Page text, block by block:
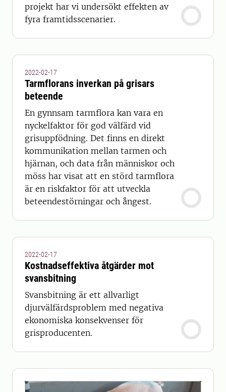
projekt har vi undersökt effekten av
fyra framtidsscenarier.
2022-02-17
Tarmflorans inverkan på grisars
beteende
En gynnsam tarmflora kan vara en
nyckelfaktor för god välfärd vid
grisuppfödning. Det finns en direkt
kommunikation mellan tarmen och
hjärnan, och data från människor och
möss har visat att en störd tarmflora
är en riskfaktor för att utveckla
beteendestörningar och ångest.
2022-02-17
Kostnadseffektiva åtgärder mot
svansbitning
Svansbitning är ett allvarligt
djurvälfärdsproblem med negativa
ekonomiska konsekvenser för
grisproducenten.